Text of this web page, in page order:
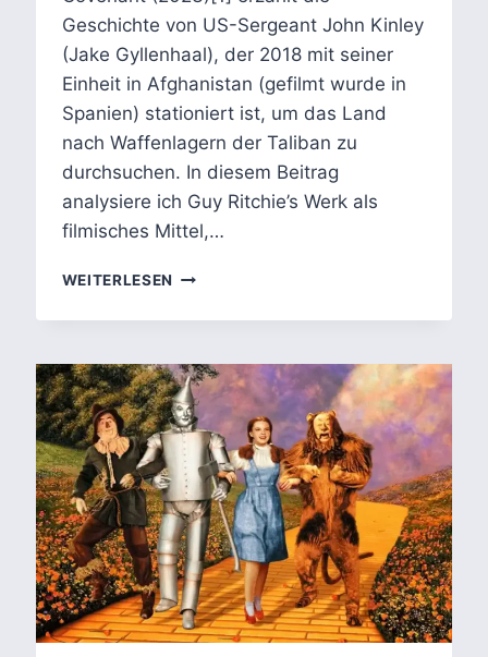
Geschichte von US-Sergeant John Kinley
(Jake Gyllenhaal), der 2018 mit seiner
Einheit in Afghanistan (gefilmt wurde in
Spanien) stationiert ist, um das Land
nach Waffenlagern der Taliban zu
durchsuchen. In diesem Beitrag
analysiere ich Guy Ritchie’s Werk als
filmisches Mittel,…
WEITERLESEN FIKTIV,
WAHR:
GUY
RITCHIE’S
THE
COVENANT
ÜBER
ECHTE
SCHICKSALE
ERZÄHLT